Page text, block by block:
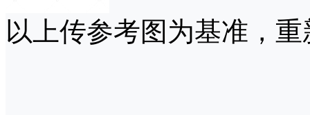
以上传参考图为基准，